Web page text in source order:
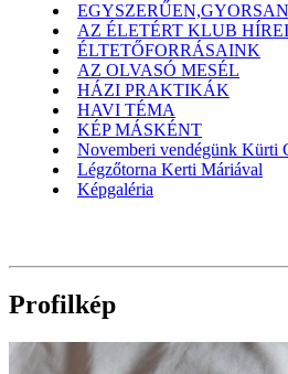
AZ ÉLETÉRT KLUB HÍREI
ÉLTETŐFORRÁSAINK
AZ OLVASÓ MESÉL
HÁZI PRAKTIKÁK
HAVI TÉMA
KÉP MÁSKÉNT
Novemberi vendégünk Kürti
Légzőtorna Kerti Máriával
Képgaléria
Profilkép